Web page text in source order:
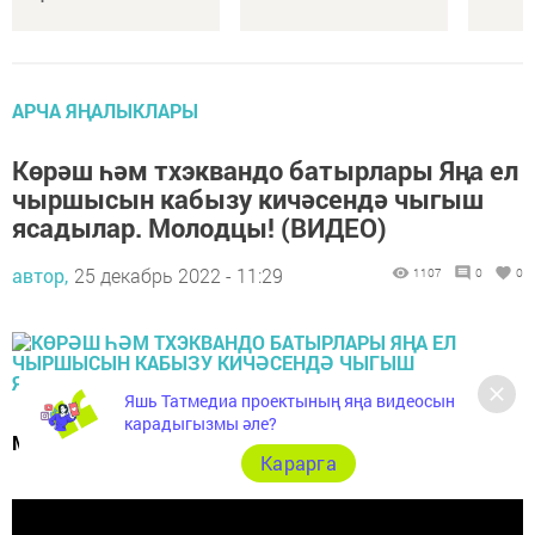
АРЧА ЯҢАЛЫКЛАРЫ
Көрәш һәм тхэквандо батырлары Яңа ел
чыршысын кабызу кичәсендә чыгыш
ясадылар. Молодцы! (ВИДЕО)
автор, 25 декабрь 2022 - 11:29 1107 0 0
Матур чыгыш ясадылар.
Яшь Татмедиа проектының яңа видеосын
карадыгызмы әле?
Карарга